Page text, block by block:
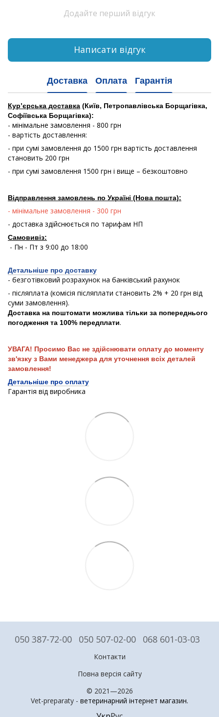
Додайте перший відгук
Написати відгук
Доставка Оплата Гарантія
Кур’єрська доставка (Київ, Петропавлівська Борщагівка,
Софіївська Борщагівка):
- мінімальне замовлення - 800 грн
- вартість доставлення:
- при сумі замовлення до 1500 грн вартість доставлення
становить 200 грн
- при сумі замовлення 1500 грн і вище – безкоштовно
Відправлення замовлень по Україні (Нова пошта):
- мінімальне замовлення - 300 грн
- доставка здійснюється по тарифам НП
Самовивіз:
- Пн - Пт з 9:00 до 18:00
Детальніше про доставку
- безготівковий розрахунок на банківський рахунок
- післяплата (комісія післяплати становить 2% + 20 грн від
суми замовлення).
Доставка на поштомати можлива тільки за попереднього
погодження та 100% передплати.
УВАГА! Просимо Вас не здійснювати оплату до моменту
зв'язку з Вами менеджера для уточнення всіх деталей
замовлення!
Детальніше про оплату
Гарантія від виробника
050 387-72-00 050 507-02-00 068 601-03-03
Контакти
Повна версія сайту
© 2021—2026
Vet-preparaty - ветеринарний інтернет магазин.